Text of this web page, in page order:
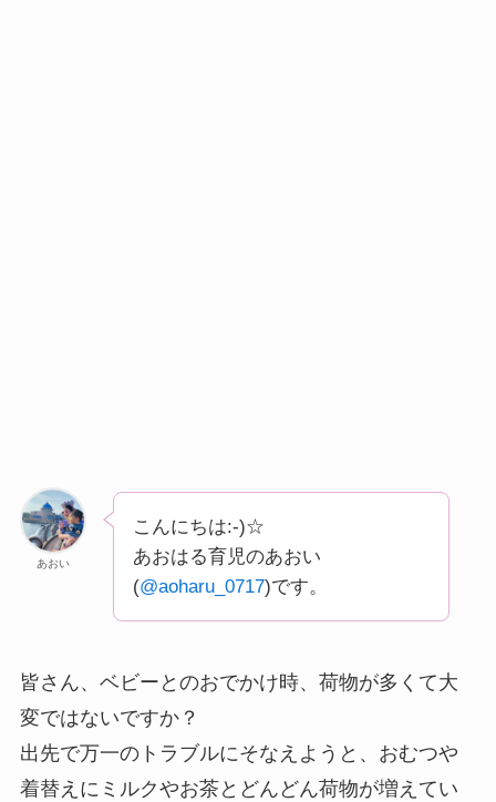
あおい
こんにちは:-)☆
あおはる育児のあおい
(@aoharu_0717)です。
皆さん、ベビーとのおでかけ時、荷物が多くて大
変ではないですか？
出先で万一のトラブルにそなえようと、おむつや
着替えにミルクやお茶とどんどん荷物が増えてい